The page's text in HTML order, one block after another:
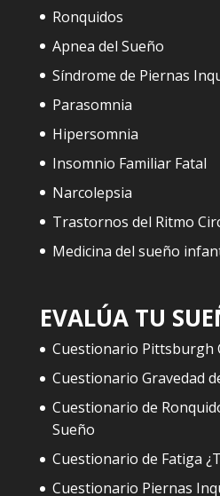
Ronquidos
Apnea del Sueño
Síndrome de Piernas
Parasomnia
Hipersomnia
Insomnio Familiar Fatal
Narcolepsia
Trastornos del Ritmo
Medicina del sueño
EVALÚA TU
Cuestionario Pittsburgh
Cuestionario Gravedad
Cuestionario de
Sueño
Cuestionario de Fatiga
Cuestionario Piernas